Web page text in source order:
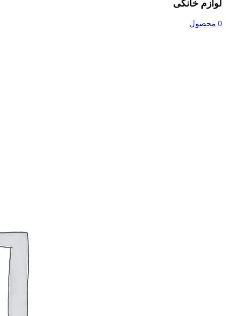
لوازم خانگی
0 محصول